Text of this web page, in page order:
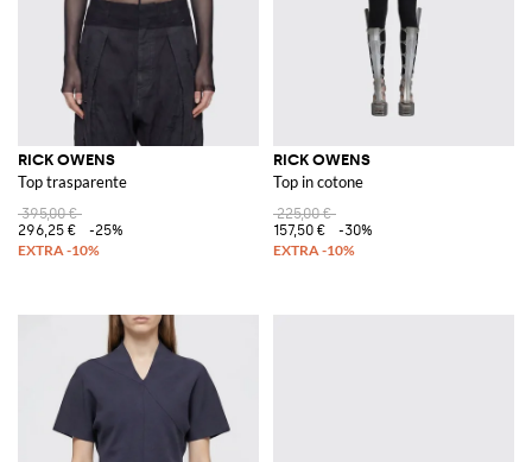
RICK OWENS
Top trasparente
395,00 €
296,25 €
-25%
RICK OWENS
Top in cotone
225,00 €
157,50 €
-30%